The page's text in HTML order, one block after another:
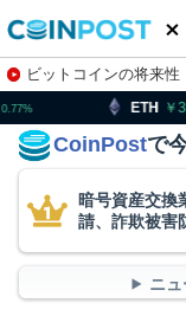
ビットコインの将来性
株特集・関連銘柄
304,490.0 1.26
CoinPostで
暗号資産交換
請、詐欺被
ニ